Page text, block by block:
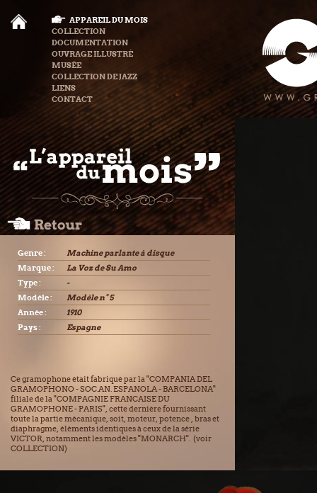
APPAREIL DU MOIS
COLLECTION
DOCUMENTATION
OUVRAGE ILLUSTRÉ
MUSÉE
COLLECTION DE JAZZ
LIENS
CONTACT
Genre :
Machine parlante à disque
Marque :
La Voz de Su Amo
Type :
-
Modèle :
Modèle n° 5
Année :
1910
Pays :
Espagne
Ce gramophone était fabriqué par la "COMPANIA DEL
GRAMOPHONO - SOC.AN. ESPANOLA - BARCELONA"
filiale de la "COMPAGNIE FRANCAISE DU
GRAMOPHONE - PARIS", cette dernière fournissant
toute la partie mécanique, soit, moteur, potence , bras et
diaphragme, éléments identiques à ceux de la série
VICTOR, notamment les modèles "MONARCH". (voir
COLLECTION)